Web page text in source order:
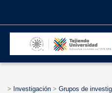
> Investigación > Grupos de